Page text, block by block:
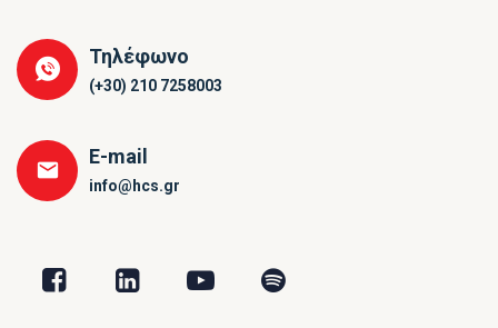
Τηλέφωνο
(+30) 210 7258003
E-mail
info@hcs.gr